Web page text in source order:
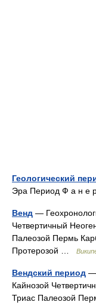
Геологический
Эра Период Ф а н е
Венд —
Четвертичный
Палеозой Пермь
Протерозой …
Вендский период —
Кайнозой
Триас Палеозой